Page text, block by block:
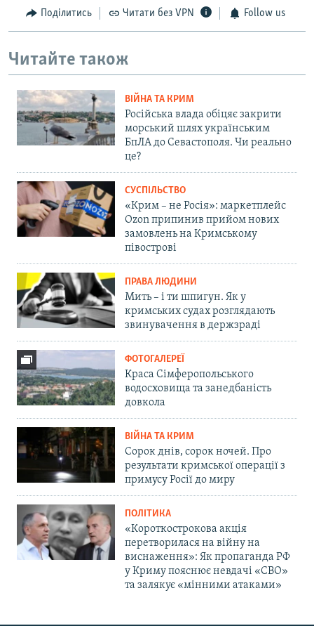
Поділитись Читати без VPN Follow us
Читайте також
ВІЙНА ТА КРИМ
Російська влада обіцяє закрити
морський шлях українським
БпЛА до Севастополя. Чи реально
це?
СУСПІЛЬСТВО
«Крим – не Росія»: маркетплейс
Ozon припинив прийом нових
замовлень на Кримському
півострові
ПРАВА ЛЮДИНИ
Мить – і ти шпигун. Як у
кримських судах розглядають
звинувачення в держзраді
ФОТОГАЛЕРЕЇ
Краса Сімферопольського
водосховища та занедбаність
довкола
ВІЙНА ТА КРИМ
Сорок днів, сорок ночей. Про
результати кримської операції з
примусу Росії до миру
ПОЛІТИКА
«Короткострокова акція
перетворилася на війну на
виснаження»: Як пропаганда РФ
у Криму пояснює невдачі «СВО»
та залякує «мінними атаками»